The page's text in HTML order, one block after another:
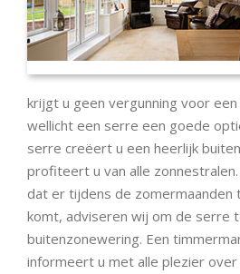
krijgt u geen vergunning voor een
wellicht een serre een goede
serre creëert u een heerlijk
profiteert u van alle
dat er tijdens de zomermaanden
komt, adviseren wij om de serre
buitenzonewering. Een
informeert u met alle plezier